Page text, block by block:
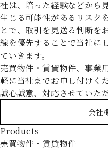
社は、培った経験などから
生じる可能性があるリスク
とで、取引を見送る判断を
線を優先することで当社に
ていきます。
売買物件・賃貸物件、事業
軽に当社までお申し付けく
誠心誠意、対応させていた
会社
Products
売買物件・賃貸物件